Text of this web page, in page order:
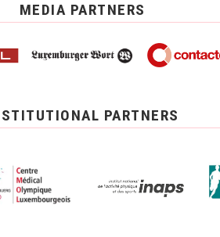
MEDIA PARTNERS
PARTNERS